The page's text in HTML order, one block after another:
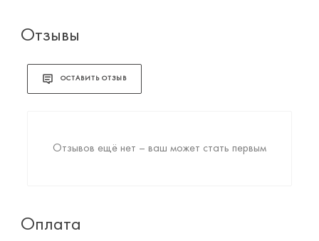
Отзывы
ОСТАВИТЬ ОТЗЫВ
Отзывов ещё нет – ваш может стать первым
Оплата